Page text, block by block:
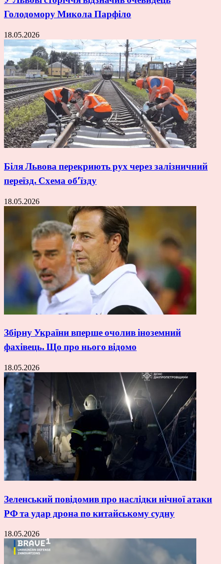
Голодомору Микола Парфіло
18.05.2026
Біля Львова перекриють рух через залізничний
переїзд. Схема об’їзду
18.05.2026
Збірну України вперше очолив іноземний
фахівець. Що про нього відомо
18.05.2026
Зеленський повідомив про наслідки нічної атаки
РФ та удар дрона по китайському судну
18.05.2026